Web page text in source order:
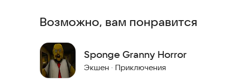
Возможно, вам понравится
Sponge Granny Horror
Экшен · Приключения